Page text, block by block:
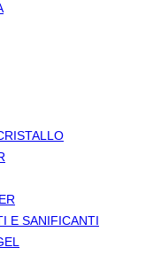
E SANIFICANTI